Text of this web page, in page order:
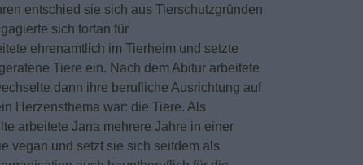
entschied sie sich aus Tierschutzgründen
sich fortan für
ehrenamtlich im Tierheim und setzte
Tiere ein. Nach dem Abitur arbeitete
dann ihre berufliche Ausrichtung auf
Herzensthema war: die Tiere. Als
arbeitete Jana mehrere Jahre in einer
vegan und setzt sie sich seitdem als